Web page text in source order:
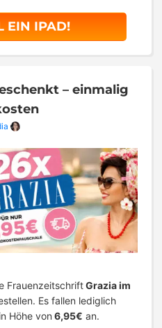
EIN IPAD!
– einmalig
FrauenzeitschriftGrazia im
Es fallen lediglich
in Höhe von 6,95€ an.